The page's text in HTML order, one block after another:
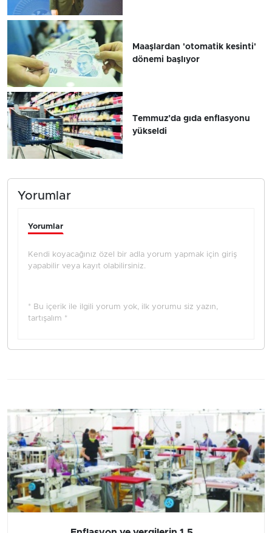
Maaşlardan 'otomatik kesinti'
dönemi başlıyor
Temmuz’da gıda enflasyonu
yükseldi
Yorumlar
Yorumlar
Kendi koyacağınız özel bir adla yorum yapmak için giriş
yapabilir veya kayıt olabilirsiniz.
* Bu içerik ile ilgili yorum yok, ilk yorumu siz yazın,
tartışalım *